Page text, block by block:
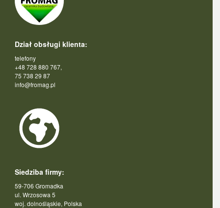
Dział obsługi klienta:
telefony
+48 728 880 767,
75 738 29 87
info@fromag.pl
Siedziba firmy:
59-706 Gromadka
ul. Wrzosowa 5
woj. dolnośląskie, Polska